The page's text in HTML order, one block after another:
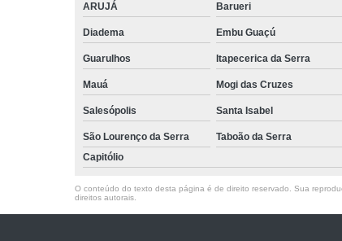
ARUJÁ
Barueri
Diadema Embu Guaçú
Guarulhos Itapecerica da Serra
Mauá Mogi das Cruzes
Salesópolis Santa Isabel
São Lourenço da Serra Taboão da Serra
Capitólio
O conteúdo do texto desta página é de direito reservado. Sua
direitos autorais